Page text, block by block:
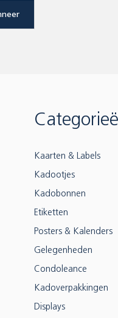
Kaarten & Labels
Kadootjes
Kadobonnen
Etiketten
Posters & Kalenders
Gelegenheden
Condoleance
Kadoverpakkingen
Displays